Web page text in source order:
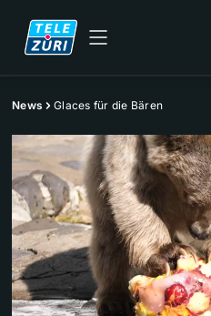
News Glaces für die Bären